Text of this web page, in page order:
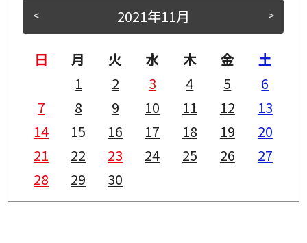
< >
2021年11月
日 月 火 水 木 金
土
1
2 3 4 5
6
7
8 9 10 11 12
13
14
15 16 17 18 19
20
21
22 23 24 25 26
27
28
29 30